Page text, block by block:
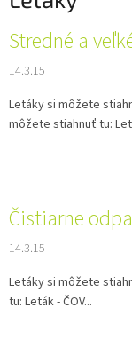
V
p
i
s
č
k
o
v
Stredné a
14.3.15
Letáky si môžete
môžete stiahnuť tu:
Čistiarne
14.3.15
Letáky si môžete
tu: Leták - ČOV...